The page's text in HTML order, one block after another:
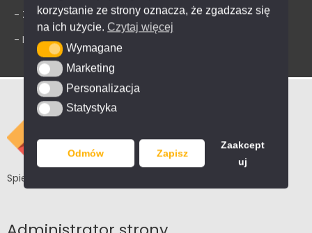
korzystanie ze strony oznacza, że zgadzasz się
na ich użycie. Czytaj więcej
WymaganeWymagane
MarketingMarketing
Personalizacja
Personalizacja
StatystykaStatystyka
Odmów Zapisz
Zaakcept
uj
- Zwroty
- Dostawa
Spieki i konglomeraty kwarcowe, kamienie naturalne